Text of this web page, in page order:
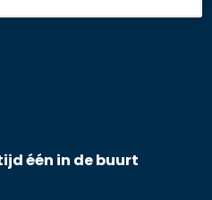
één in de buurt